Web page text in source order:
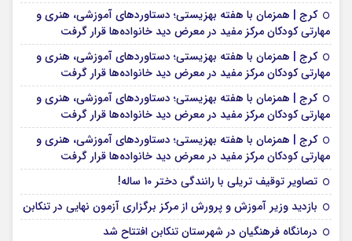
کرج | همزمان با هفته بهزیستی؛ دستاوردهای آموزشی، هنری و
مهارتی کودکان مرکز مفید در معرض دید خانواده‌ها قرار گرفت
کرج | همزمان با هفته بهزیستی؛ دستاوردهای آموزشی، هنری و
مهارتی کودکان مرکز مفید در معرض دید خانواده‌ها قرار گرفت
کرج | همزمان با هفته بهزیستی؛ دستاوردهای آموزشی، هنری و
مهارتی کودکان مرکز مفید در معرض دید خانواده‌ها قرار گرفت
کرج | همزمان با هفته بهزیستی؛ دستاوردهای آموزشی، هنری و
مهارتی کودکان مرکز مفید در معرض دید خانواده‌ها قرار گرفت
تصاویر توقیف تریلی با رانندگی دختر 10 ساله!
بازدید وزیر آموزش و پرورش از مرکز برگزاری آزمون نهایی در تنکابن
درمانگاه فرهنگیان در شهرستان تنکابن افتتاح شد